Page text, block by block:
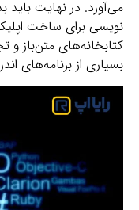
نویسی برای ساخت
کتابخانه‌های متن‌باز و
بسیاری از برنامه‌های